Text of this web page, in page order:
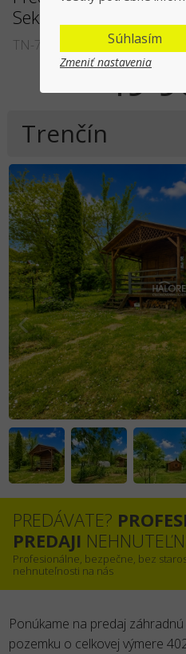
Sekerou - EXKLUZÍVNE
TN-73002
49
Trenčín
PREDÁVATE?
PREDAJI
Profesionálne, bezpečne, bez
nehnuteľnosti na nás
Ponúkame na predaj
pozemku o celkovej výmere
Súhlasím
Zmeniť nastavenia